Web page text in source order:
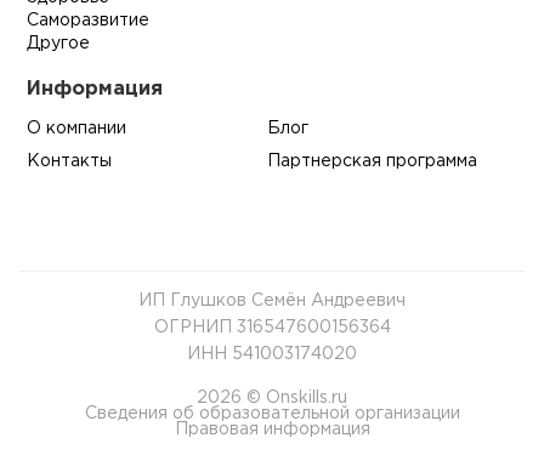
Саморазвитие
Другое
Информация
О компании Блог
Контакты Партнерская программа
ИП Глушков Семён Андреевич
ОГРНИП 316547600156364
ИНН 541003174020
2026 © Onskills.ru
Сведения об образовательной организации
Правовая информация